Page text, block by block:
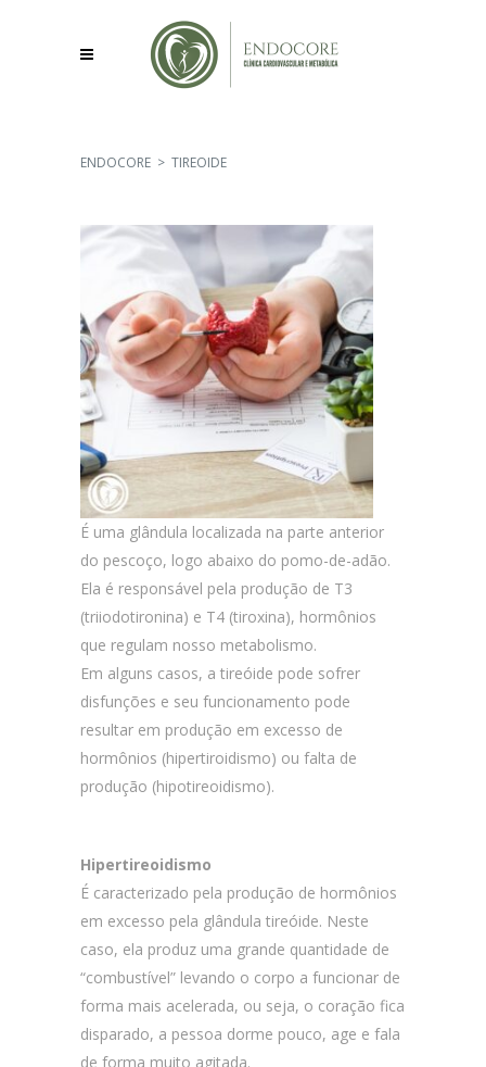
ENDOCORE > TIREOIDE
É uma glândula localizada na parte anterior
do pescoço, logo abaixo do pomo-de-adão.
Ela é responsável pela produção de T3
(triiodotironina) e T4 (tiroxina), hormônios
que regulam nosso metabolismo.
Em alguns casos, a tireóide pode sofrer
disfunções e seu funcionamento pode
resultar em produção em excesso de
hormônios (hipertiroidismo) ou falta de
produção (hipotireoidismo).
Hipertireoidismo
É caracterizado pela produção de hormônios
em excesso pela glândula tireóide. Neste
caso, ela produz uma grande quantidade de
“combustível” levando o corpo a funcionar de
forma mais acelerada, ou seja, o coração fica
disparado, a pessoa dorme pouco, age e fala
de forma muito agitada.